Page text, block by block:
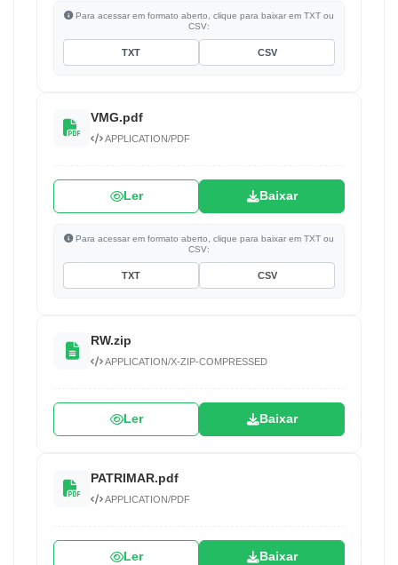
Para acessar em formato aberto, clique para baixar em TXT ou
CSV:
TXT CSV
VMG.pdf
APPLICATION/PDF
Ler Baixar
Para acessar em formato aberto, clique para baixar em TXT ou
CSV:
TXT CSV
RW.zip
APPLICATION/X-ZIP-COMPRESSED
Ler Baixar
PATRIMAR.pdf
APPLICATION/PDF
Ler Baixar